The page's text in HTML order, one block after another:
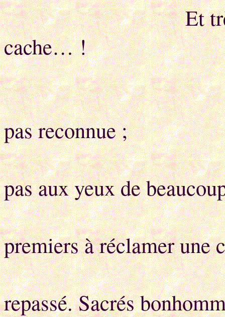
Et très riche,
cache… !
Même la
pas reconnue ;
Notre
pas aux yeux de
Ils sont
premiers à réclamer une
Ou un
repassé. Sacrés